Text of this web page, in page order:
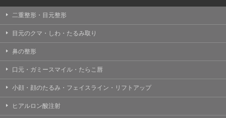
二重整形・目元整形
目元のクマ・しわ・たるみ取り
鼻の整形
口元・ガミースマイル・たらこ唇
小顔・顔のたるみ・フェイスライン・リフトアップ
ヒアルロン酸注射